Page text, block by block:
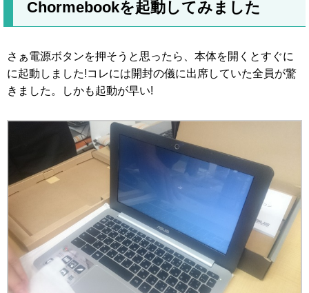
Chormebookを起動してみました
さぁ電源ボタンを押そうと思ったら、本体を開くとすぐに
に起動しました!コレには開封の儀に出席していた全員が驚
きました。しかも起動が早い!